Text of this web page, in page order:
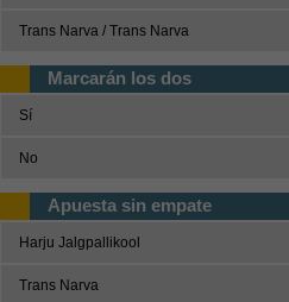
Trans Narva / Trans Narva
Marcarán los dos
Sí
No
Apuesta sin empate
Harju Jalgpallikool
Trans Narva
Béisbol
Casas de Apuestas